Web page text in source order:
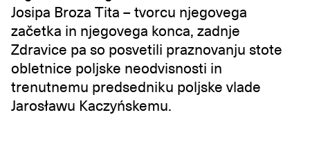
Josipa Broza Tita – tvorcu njegovega
začetka in njegovega konca, zadnje
Zdravice pa so posvetili praznovanju stote
obletnice poljske neodvisnosti in
trenutnemu predsedniku poljske vlade
Jarosławu Kaczyńskemu.